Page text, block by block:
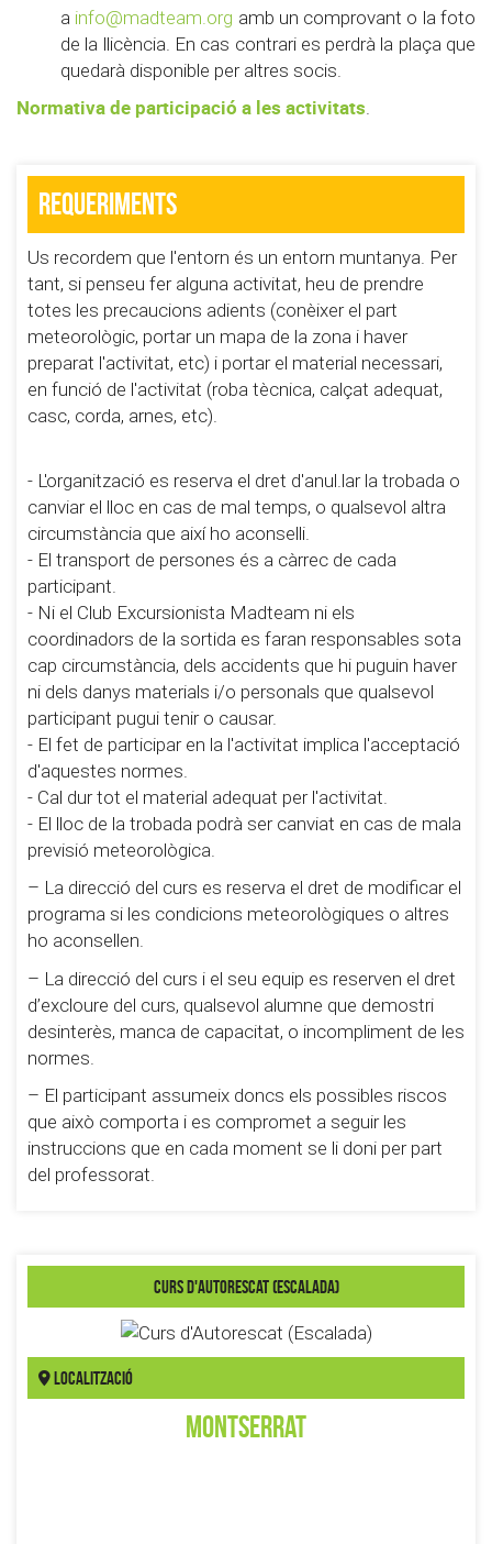
a info@madteam.org amb un comprovant o la foto
de la llicència. En cas contrari es perdrà la plaça que
quedarà disponible per altres socis.
Normativa de participació a les activitats.
Requeriments
Us recordem que l'entorn és un entorn muntanya. Per
tant, si penseu fer alguna activitat, heu de prendre
totes les precaucions adients (conèixer el part
meteorològic, portar un mapa de la zona i haver
preparat l'activitat, etc) i portar el material necessari,
en funció de l'activitat (roba tècnica, calçat adequat,
casc, corda, arnes, etc).
- L'organització es reserva el dret d'anul.lar la trobada o
canviar el lloc en cas de mal temps, o qualsevol altra
circumstància que així ho aconselli.
- El transport de persones és a càrrec de cada
participant.
- Ni el Club Excursionista Madteam ni els
coordinadors de la sortida es faran responsables sota
cap circumstància, dels accidents que hi puguin haver
ni dels danys materials i/o personals que qualsevol
participant pugui tenir o causar.
- El fet de participar en la l'activitat implica l'acceptació
d'aquestes normes.
- Cal dur tot el material adequat per l'activitat.
- El lloc de la trobada podrà ser canviat en cas de mala
previsió meteorològica.
– La direcció del curs es reserva el dret de modificar el
programa si les condicions meteorològiques o altres
ho aconsellen.
– La direcció del curs i el seu equip es reserven el dret
d’excloure del curs, qualsevol alumne que demostri
desinterès, manca de capacitat, o incompliment de les
normes.
– El participant assumeix doncs els possibles riscos
que això comporta i es compromet a seguir les
instruccions que en cada moment se li doni per part
del professorat.
Curs d'Autorescat (Escalada)
Localització
Montserrat